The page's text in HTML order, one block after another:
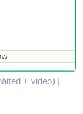
+ video) |